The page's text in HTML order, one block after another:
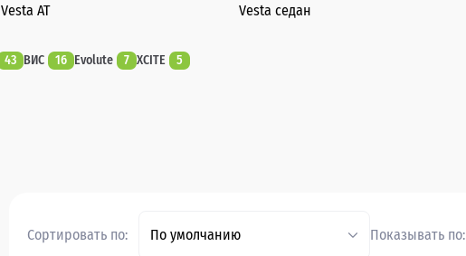
Vesta AT Vesta седан
43 ВИС 16 Evolute 7 XCITE 5
Сортировать по: По умолчанию Показывать по: